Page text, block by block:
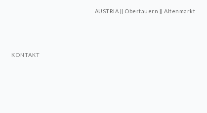
AUSTRIA || Obertauern || Altenmarkt
KONTAKT